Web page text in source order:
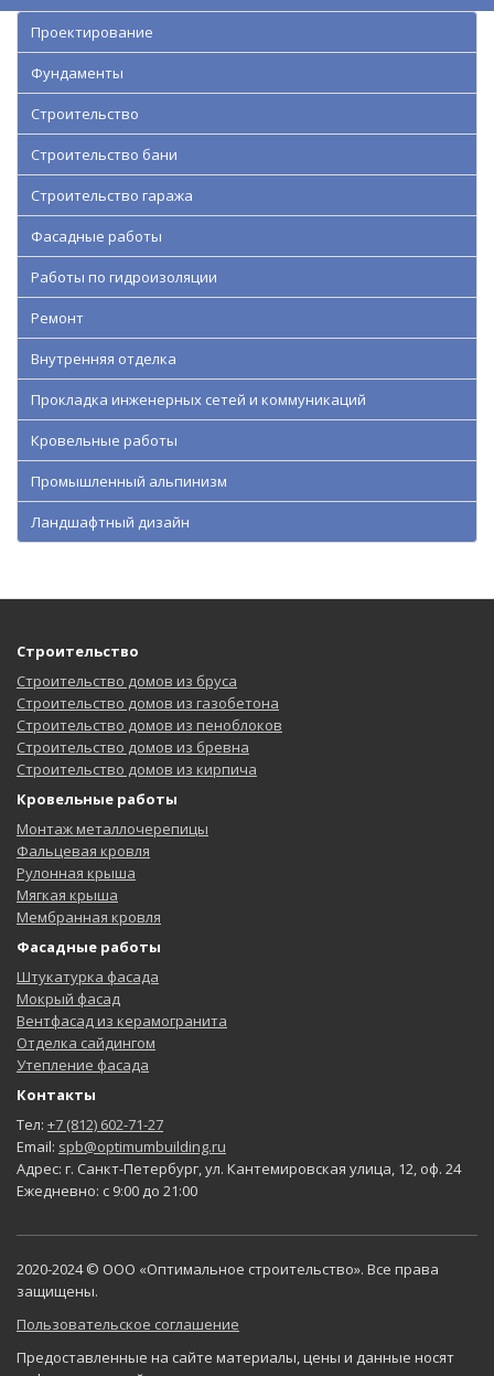
Проектирование
Фундаменты
Строительство
Строительство бани
Строительство гаража
Фасадные работы
Работы по гидроизоляции
Ремонт
Внутренняя отделка
Прокладка инженерных сетей и коммуникаций
Кровельные работы
Промышленный альпинизм
Ландшафтный дизайн
Строительство
Строительство домов из бруса
Строительство домов из газобетона
Строительство домов из пеноблоков
Строительство домов из бревна
Строительство домов из кирпича
Кровельные работы
Монтаж металлочерепицы
Фальцевая кровля
Рулонная крыша
Мягкая крыша
Мембранная кровля
Фасадные работы
Штукатурка фасада
Мокрый фасад
Вентфасад из керамогранита
Отделка сайдингом
Утепление фасада
Контакты
Тел: +7 (812) 602-71-27
Email: spb@optimumbuilding.ru
Адрес: г. Санкт-Петербург, ул. Кантемировская улица, 12, оф. 24
Ежедневно: с 9:00 до 21:00
2020-2024 © ООО «Оптимальное строительство». Все права
защищены.
Пользовательское соглашение
Предоставленные на сайте материалы, цены и данные носят